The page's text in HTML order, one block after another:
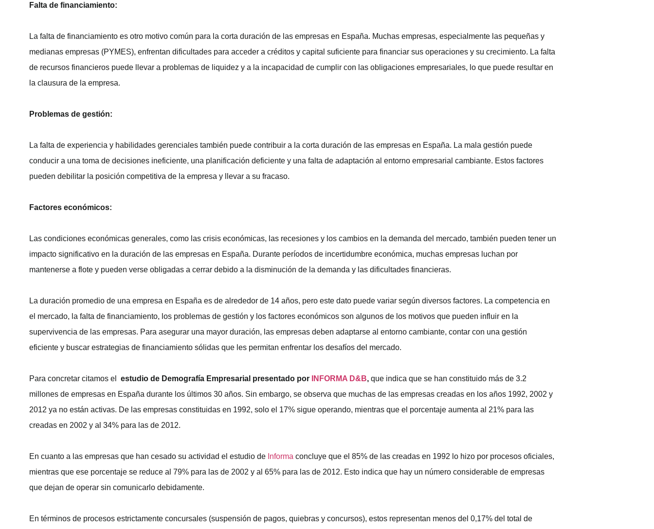
Falta de financiamiento:
La falta de financiamiento es otro motivo común para la corta duración de las empresas en España. Muchas empresas, especialmente las pequeñas y
medianas empresas (PYMES), enfrentan dificultades para acceder a créditos y capital suficiente para financiar sus operaciones y su crecimiento. La falta
de recursos financieros puede llevar a problemas de liquidez y a la incapacidad de cumplir con las obligaciones empresariales, lo que puede resultar en
la clausura de la empresa.
Problemas de gestión:
La falta de experiencia y habilidades gerenciales también puede contribuir a la corta duración de las empresas en España. La mala gestión puede
conducir a una toma de decisiones ineficiente, una planificación deficiente y una falta de adaptación al entorno empresarial cambiante. Estos factores
pueden debilitar la posición competitiva de la empresa y llevar a su fracaso.
Factores económicos:
Las condiciones económicas generales, como las crisis económicas, las recesiones y los cambios en la demanda del mercado, también pueden tener un
impacto significativo en la duración de las empresas en España. Durante períodos de incertidumbre económica, muchas empresas luchan por
mantenerse a flote y pueden verse obligadas a cerrar debido a la disminución de la demanda y las dificultades financieras.
La duración promedio de una empresa en España es de alrededor de 14 años, pero este dato puede variar según diversos factores. La competencia en
el mercado, la falta de financiamiento, los problemas de gestión y los factores económicos son algunos de los motivos que pueden influir en la
supervivencia de las empresas. Para asegurar una mayor duración, las empresas deben adaptarse al entorno cambiante, contar con una gestión
eficiente y buscar estrategias de financiamiento sólidas que les permitan enfrentar los desafíos del mercado.
Para concretar citamos el estudio de Demografía Empresarial presentado por INFORMA D&B, que indica que se han constituido más de 3.2
millones de empresas en España durante los últimos 30 años. Sin embargo, se observa que muchas de las empresas creadas en los años 1992, 2002 y
2012 ya no están activas. De las empresas constituidas en 1992, solo el 17% sigue operando, mientras que el porcentaje aumenta al 21% para las
creadas en 2002 y al 34% para las de 2012.
En cuanto a las empresas que han cesado su actividad el estudio de Informa concluye que el 85% de las creadas en 1992 lo hizo por procesos oficiales,
mientras que ese porcentaje se reduce al 79% para las de 2002 y al 65% para las de 2012. Esto indica que hay un número considerable de empresas
que dejan de operar sin comunicarlo debidamente.
En términos de procesos estrictamente concursales (suspensión de pagos, quiebras y concursos), estos representan menos del 0,17% del total de